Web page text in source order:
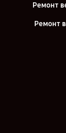
Ремонт
Ремонт
Ремонт